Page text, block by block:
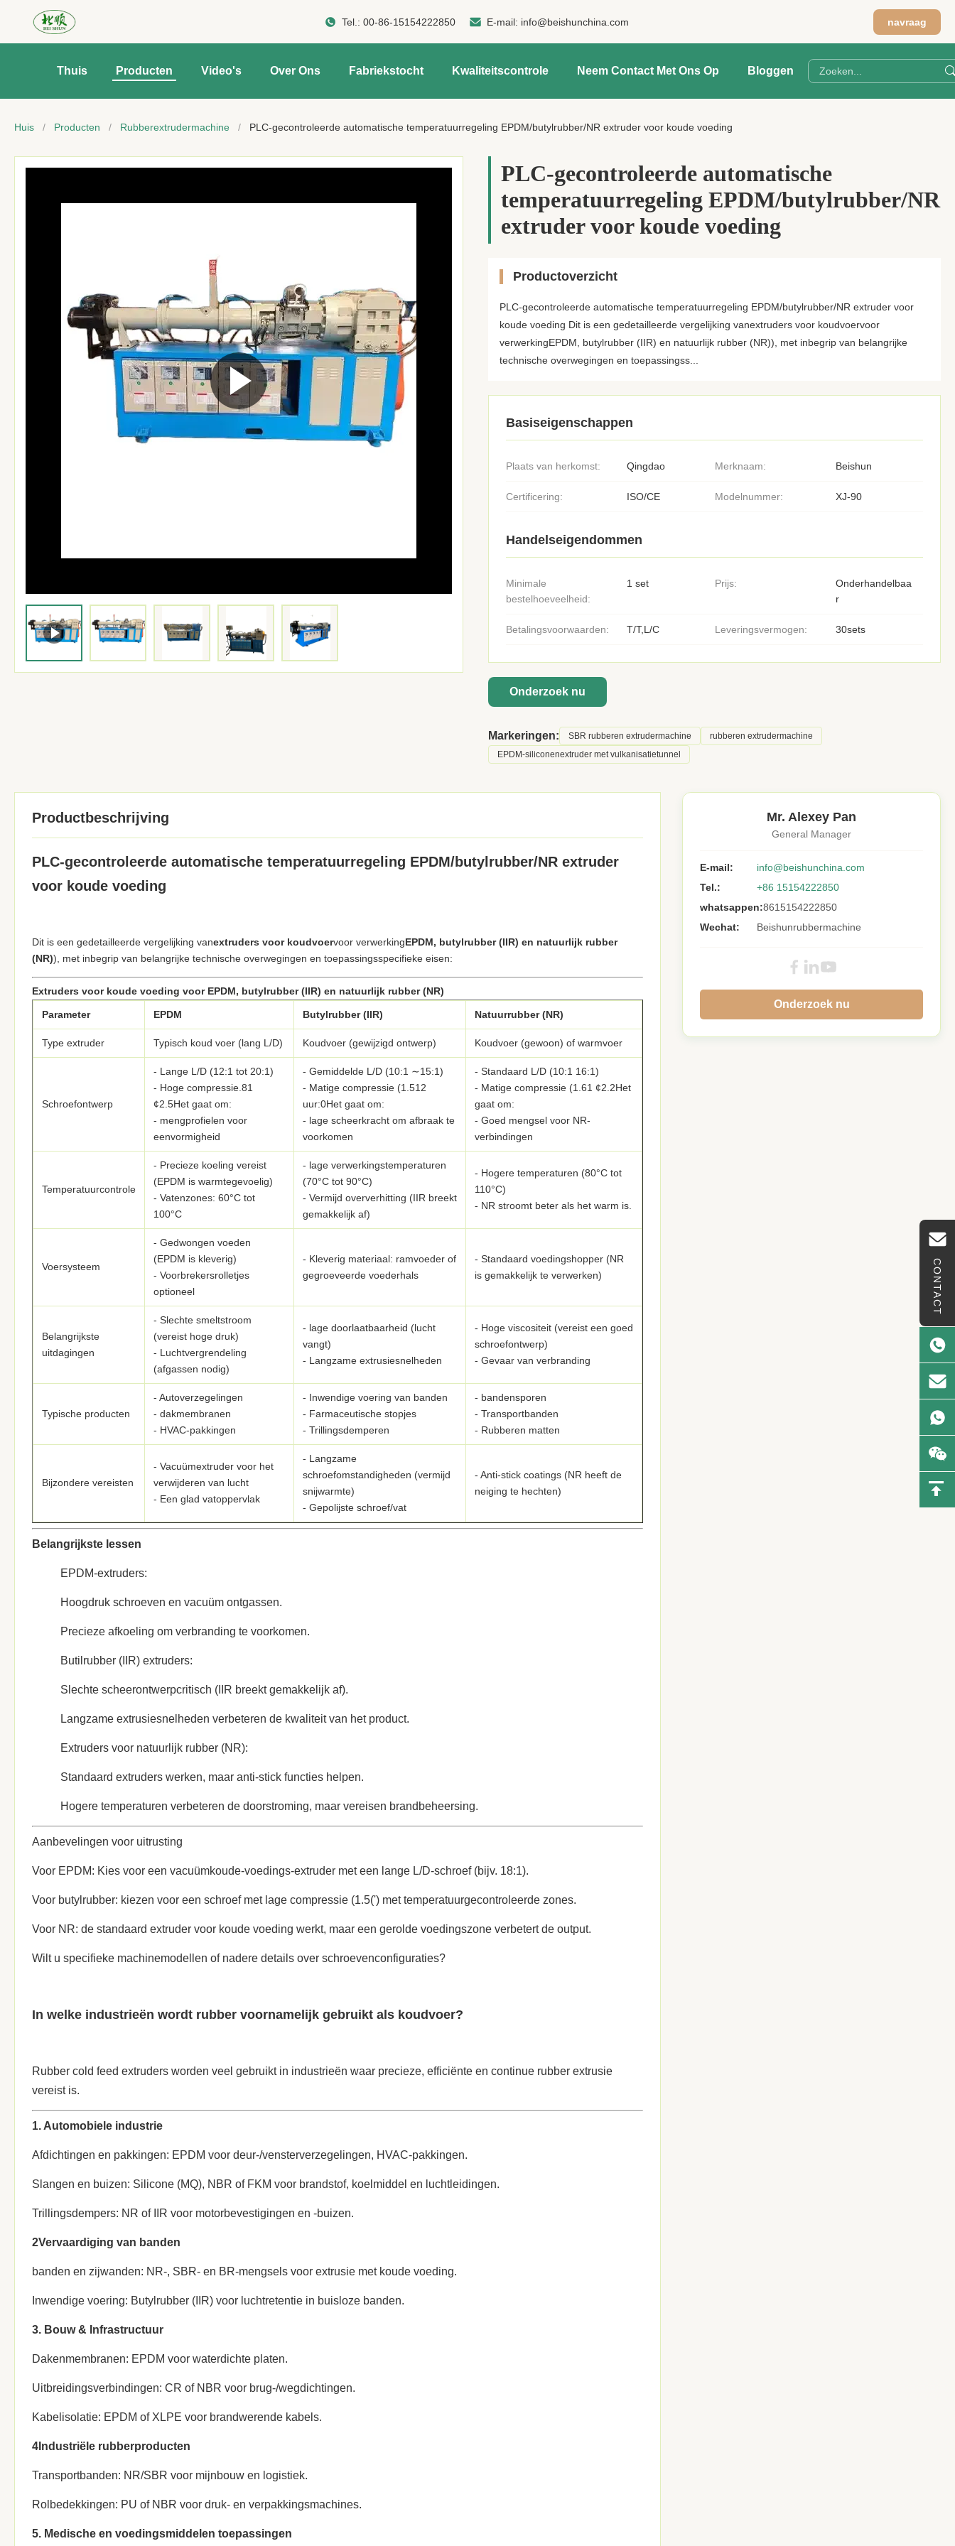
Tel.:00-86-15154222850 E-mail: info@beishunchina.com navraag
Thuis Producten Video's Over Ons Fabriekstocht Kwaliteitscontrole Neem Contact Met Ons Op Bloggen
CONTACT
Huis / Producten / Rubberextrudermachine / PLC-gecontroleerde automatische temperatuurregeling EPDM/butylrubber/NR extruder voor koude voeding
PLC-gecontroleerde automatische
temperatuurregeling EPDM/butylrubber/NR
extruder voor koude voeding
Productoverzicht
PLC-gecontroleerde automatische temperatuurregeling EPDM/butylrubber/NR extruder voor
koude voeding Dit is een gedetailleerde vergelijking vanextruders voor koudvoervoor
verwerkingEPDM, butylrubber (IIR) en natuurlijk rubber (NR)), met inbegrip van belangrijke
technische overwegingen en toepassingss...
Basiseigenschappen
Plaats van herkomst: Qingdao Merknaam: Beishun
Certificering: ISO/CE Modelnummer: XJ-90
Handelseigendommen
Minimale
bestelhoeveelheid:
1 set Prijs:
Onderhandelbaa
r
Betalingsvoorwaarden: T/T,L/C Leveringsvermogen: 30sets
Onderzoek nu
Markeringen: SBR rubberen extrudermachine
rubberen extrudermachine
EPDM-siliconenextruder met vulkanisatietunnel
Productbeschrijving
PLC-gecontroleerde automatische temperatuurregeling EPDM/butylrubber/NR extruder
voor koude voeding
Dit is een gedetailleerde vergelijking vanextruders voor koudvoervoor verwerkingEPDM, butylrubber (IIR) en natuurlijk rubber
(NR)), met inbegrip van belangrijke technische overwegingen en toepassingsspecifieke eisen:
Extruders voor koude voeding voor EPDM, butylrubber (IIR) en natuurlijk rubber (NR)
Parameter EPDM Butylrubber (IIR) Natuurrubber (NR)
Type extruder Typisch koud voer (lang L/D) Koudvoer (gewijzigd ontwerp) Koudvoer (gewoon) of warmvoer
Schroefontwerp
- Lange L/D (12:1 tot 20:1)
- Hoge compressie.81
¢2.5Het gaat om:
- mengprofielen voor
eenvormigheid
- Gemiddelde L/D (10:1 ∼15:1)
- Matige compressie (1.512
uur:0Het gaat om:
- lage scheerkracht om afbraak te
voorkomen
- Standaard L/D (10:1 16:1)
- Matige compressie (1.61 ¢2.2Het
gaat om:
- Goed mengsel voor NR-
verbindingen
Temperatuurcontrole
- Precieze koeling vereist
(EPDM is warmtegevoelig)
- Vatenzones: 60°C tot
100°C
- lage verwerkingstemperaturen
(70°C tot 90°C)
- Vermijd oververhitting (IIR breekt
gemakkelijk af)
- Hogere temperaturen (80°C tot
110°C)
- NR stroomt beter als het warm is.
Voersysteem
- Gedwongen voeden
(EPDM is kleverig)
- Voorbrekersrolletjes
optioneel
- Kleverig materiaal: ramvoeder of
gegroeveerde voederhals
- Standaard voedingshopper (NR
is gemakkelijk te verwerken)
Belangrijkste
uitdagingen
- Slechte smeltstroom
(vereist hoge druk)
- Luchtvergrendeling
(afgassen nodig)
- lage doorlaatbaarheid (lucht
vangt)
- Langzame extrusiesnelheden
- Hoge viscositeit (vereist een goed
schroefontwerp)
- Gevaar van verbranding
Typische producten
- Autoverzegelingen
- dakmembranen
- HVAC-pakkingen
- Inwendige voering van banden
- Farmaceutische stopjes
- Trillingsdemperen
- bandensporen
- Transportbanden
- Rubberen matten
Bijzondere vereisten
- Vacuümextruder voor het
verwijderen van lucht
- Een glad vatoppervlak
- Langzame
schroefomstandigheden (vermijd
snijwarmte)
- Gepolijste schroef/vat
- Anti-stick coatings (NR heeft de
neiging te hechten)
Belangrijkste lessen
EPDM-extruders:
Hoogdruk schroeven en vacuüm ontgassen.
Precieze afkoeling om verbranding te voorkomen.
Butilrubber (IIR) extruders:
Slechte scheerontwerpcritisch (IIR breekt gemakkelijk af).
Langzame extrusiesnelheden verbeteren de kwaliteit van het product.
Extruders voor natuurlijk rubber (NR):
Standaard extruders werken, maar anti-stick functies helpen.
Hogere temperaturen verbeteren de doorstroming, maar vereisen brandbeheersing.
Aanbevelingen voor uitrusting
Voor EPDM: Kies voor een vacuümkoude-voedings-extruder met een lange L/D-schroef (bijv. 18:1).
Voor butylrubber: kiezen voor een schroef met lage compressie (1.5(') met temperatuurgecontroleerde zones.
Voor NR: de standaard extruder voor koude voeding werkt, maar een gerolde voedingszone verbetert de output.
Wilt u specifieke machinemodellen of nadere details over schroevenconfiguraties?
In welke industrieën wordt rubber voornamelijk gebruikt als koudvoer?
Rubber cold feed extruders worden veel gebruikt in industrieën waar precieze, efficiënte en continue rubber extrusie
vereist is.
1. Automobiele industrie
Afdichtingen en pakkingen: EPDM voor deur-/vensterverzegelingen, HVAC-pakkingen.
Slangen en buizen: Silicone (MQ), NBR of FKM voor brandstof, koelmiddel en luchtleidingen.
Trillingsdempers: NR of IIR voor motorbevestigingen en -buizen.
2Vervaardiging van banden
banden en zijwanden: NR-, SBR- en BR-mengsels voor extrusie met koude voeding.
Inwendige voering: Butylrubber (IIR) voor luchtretentie in buisloze banden.
3. Bouw & Infrastructuur
Dakenmembranen: EPDM voor waterdichte platen.
Uitbreidingsverbindingen: CR of NBR voor brug-/wegdichtingen.
Kabelisolatie: EPDM of XLPE voor brandwerende kabels.
4Industriële rubberproducten
Transportbanden: NR/SBR voor mijnbouw en logistiek.
Rolbedekkingen: PU of NBR voor druk- en verpakkingsmachines.
5. Medische en voedingsmiddelen toepassingen
Mr. Alexey Pan
General Manager
E-mail:
info@beishunchina.com
Tel.:
+86 15154222850
whatsappen:8615154222850
Wechat:
Beishunrubbermachine
Onderzoek nu